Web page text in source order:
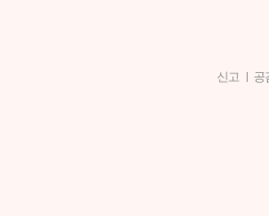
신고 | 공